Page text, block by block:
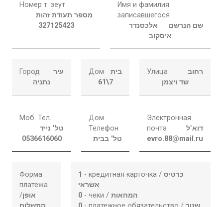
Номер т. зеут
מספר תעודת זהות
327125423
Имя и фамилия
записавшегося
שם הנרשם
אלכסנדר
איסקוב
Город
עיר
נתניה
Дом
בית
61\7
Улица
רחוב
שד ויצמן
Моб. Тел.
טל' נייד
0536616060
Дом.
Телефон
טל' בבית
Электронная
почта
דוא"ל
evro.88@mail.ru
Форма
платежа
/אופן
1 - кредитная карточка /כרטיס
אשראי
0 - чеки /המחאות